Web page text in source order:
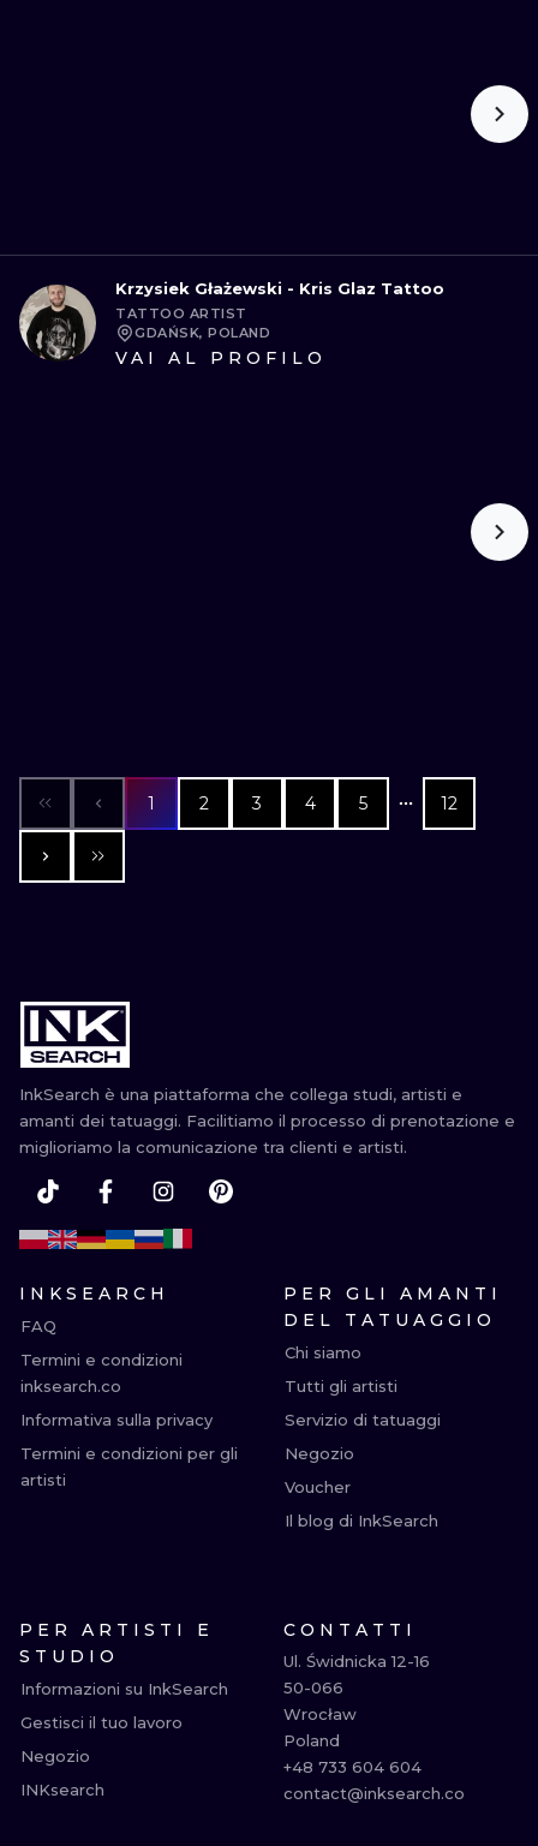
Krzysiek Głażewski - Kris Glaz Tattoo
TATTOO ARTIST
GDAŃSK, POLAND
VAI AL PROFILO
1 2 3 4 5 12
InkSearch è una piattaforma che collega studi, artisti e
amanti dei tatuaggi. Facilitiamo il processo di prenotazione e
miglioriamo la comunicazione tra clienti e artisti.
INKSEARCH
FAQ
Termini e condizioni
inksearch.co
Informativa sulla privacy
Termini e condizioni per gli
artisti
PER GLI AMANTI
DEL TATUAGGIO
Chi siamo
Tutti gli artisti
Servizio di tatuaggi
Negozio
Voucher
Il blog di InkSearch
PER ARTISTI E
STUDIO
Informazioni su InkSearch
Gestisci il tuo lavoro
Negozio
INKsearch
CONTATTI
Ul. Świdnicka 12-16
50-066
Wrocław
Poland
+48 733 604 604
contact@inksearch.co